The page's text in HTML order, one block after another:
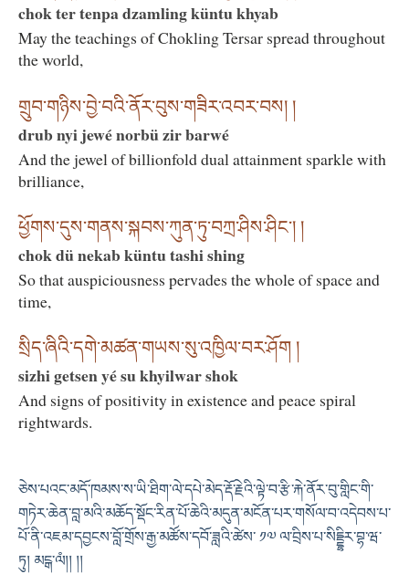
chok ter tenpa dzamling küntu khyab
May the teachings of Chokling Tersar spread throughout
the world,
གྲུབ་གཉིས་བྱེ་བའི་ནོར་བུས་གཟིར་འབར་བས། །
drub nyi jewé norbü zir barwé
And the jewel of billionfold dual attainment sparkle with
brilliance,
ཕྱོགས་དུས་གནས་སྐབས་ཀུན་ཏུ་བཀྲ་ཤིས་ཤིང་། །
chok dü nekab küntu tashi shing
So that auspiciousness pervades the whole of space and
time,
སྲིད་ཞིའི་དགེ་མཚན་གཡས་སུ་འཁྱིལ་བར་ཤོག །
sizhi getsen yé su khyilwar shok
And signs of positivity in existence and peace spiral
rightwards.
ཅེས་པའང་མདོ་ཁམས་ས་ཡི་ཐིག་ལེ་དཔེ་མེད་རྡོ་རྗེའི་ལྟེ་བ་རྩི་རྐེ་ནོར་བུ་གླིང་གི་
གཏེར་ཆེན་བླ་མའི་མཆོད་སྡོང་རིན་པོ་ཆེའི་མདུན་མངོན་པར་གསོལ་བ་འདེབས་པ་
པོ་ནི་འཇམ་དབྱངས་བློ་གྲོས་རྒྱ་མཚོས་དབོ་ཟླའི་ཚེས་ ༡༧ ལ་བྲིས་པ་སིདྡྷིར་བྷ་ཝ་
ཏུ། མངྒ་ལཾ།། །།